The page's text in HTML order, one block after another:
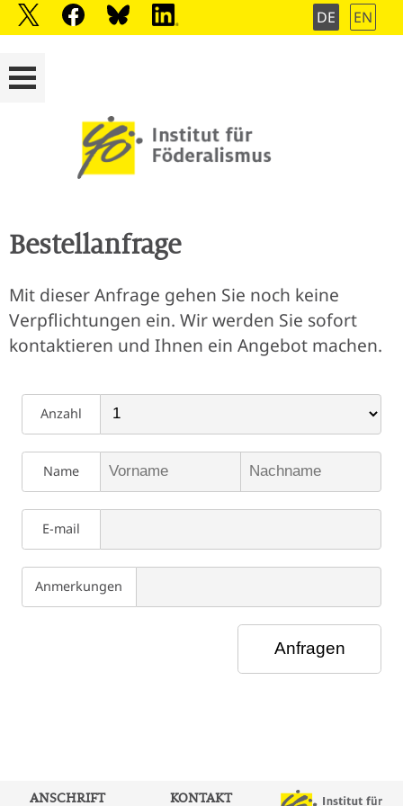
DE EN
Bestellanfrage
Mit dieser Anfrage gehen Sie noch keine
Verpflichtungen ein. Wir werden Sie sofort
kontaktieren und Ihnen ein Angebot machen.
Anzahl
Name
E-mail
Anmerkungen
ANSCHRIFT KONTAKT